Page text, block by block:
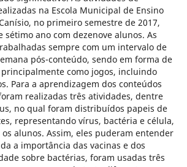
na Escola Municipal de Ensino
no primeiro semestre de 2017,
sétimo ano com dezenove alunos. As
sempre com um intervalo de
pós-conteúdo, sendo em forma de
como jogos, incluindo
Para a aprendizagem dos conteúdos
realizadas três atividades, dentre
no qual foram distribuídos papeis de
representando vírus, bactéria e célula,
alunos. Assim, eles puderam entender
a importância das vacinas e dos
sobre bactérias, foram usadas três